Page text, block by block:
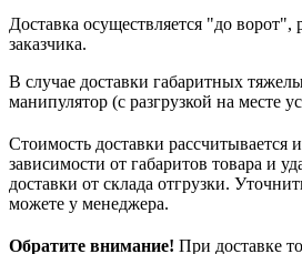
Доставка осуществляется "до ворот",
заказчика.
В случае доставки габаритных
манипулятор (с разгрузкой на месте
Стоимость доставки рассчитывается
зависимости от габаритов товара и
доставки от склада отгрузки.
можете у менеджера.
Обратите внимание! При доставке